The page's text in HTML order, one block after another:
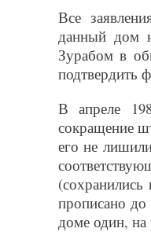
Все
данный дом
Зурабом в
подтвердить
В апреле
сокращение
его не
прописано до
доме один, на